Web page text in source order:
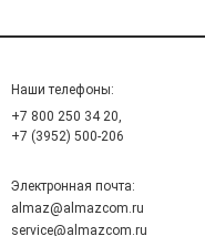
Наши телефоны:
+7 800 250 34 20,
+7 (3952) 500-206
Электронная почта:
almaz@almazcom.ru
service@almazcom.ru